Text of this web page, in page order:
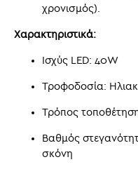
χρονισμός).
Χαρακτηριστικά:
Ισχύς LED: 40W
Τροφοδοσία:
Τρόπος
Βαθμός
σκόνη